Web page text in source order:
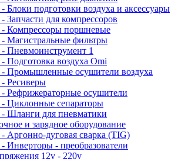
подготовки воздуха и аксессуары
для компрессоров
поршневые
фильтры
1
воздуха Omi
осушители воздуха
осушители
сепараторы
для пневматики
и зарядное оборудование
дуговая сварка (TIG)
- преобразователи
12v - 220v